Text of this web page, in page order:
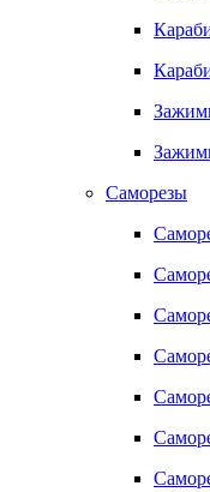
Саморезы